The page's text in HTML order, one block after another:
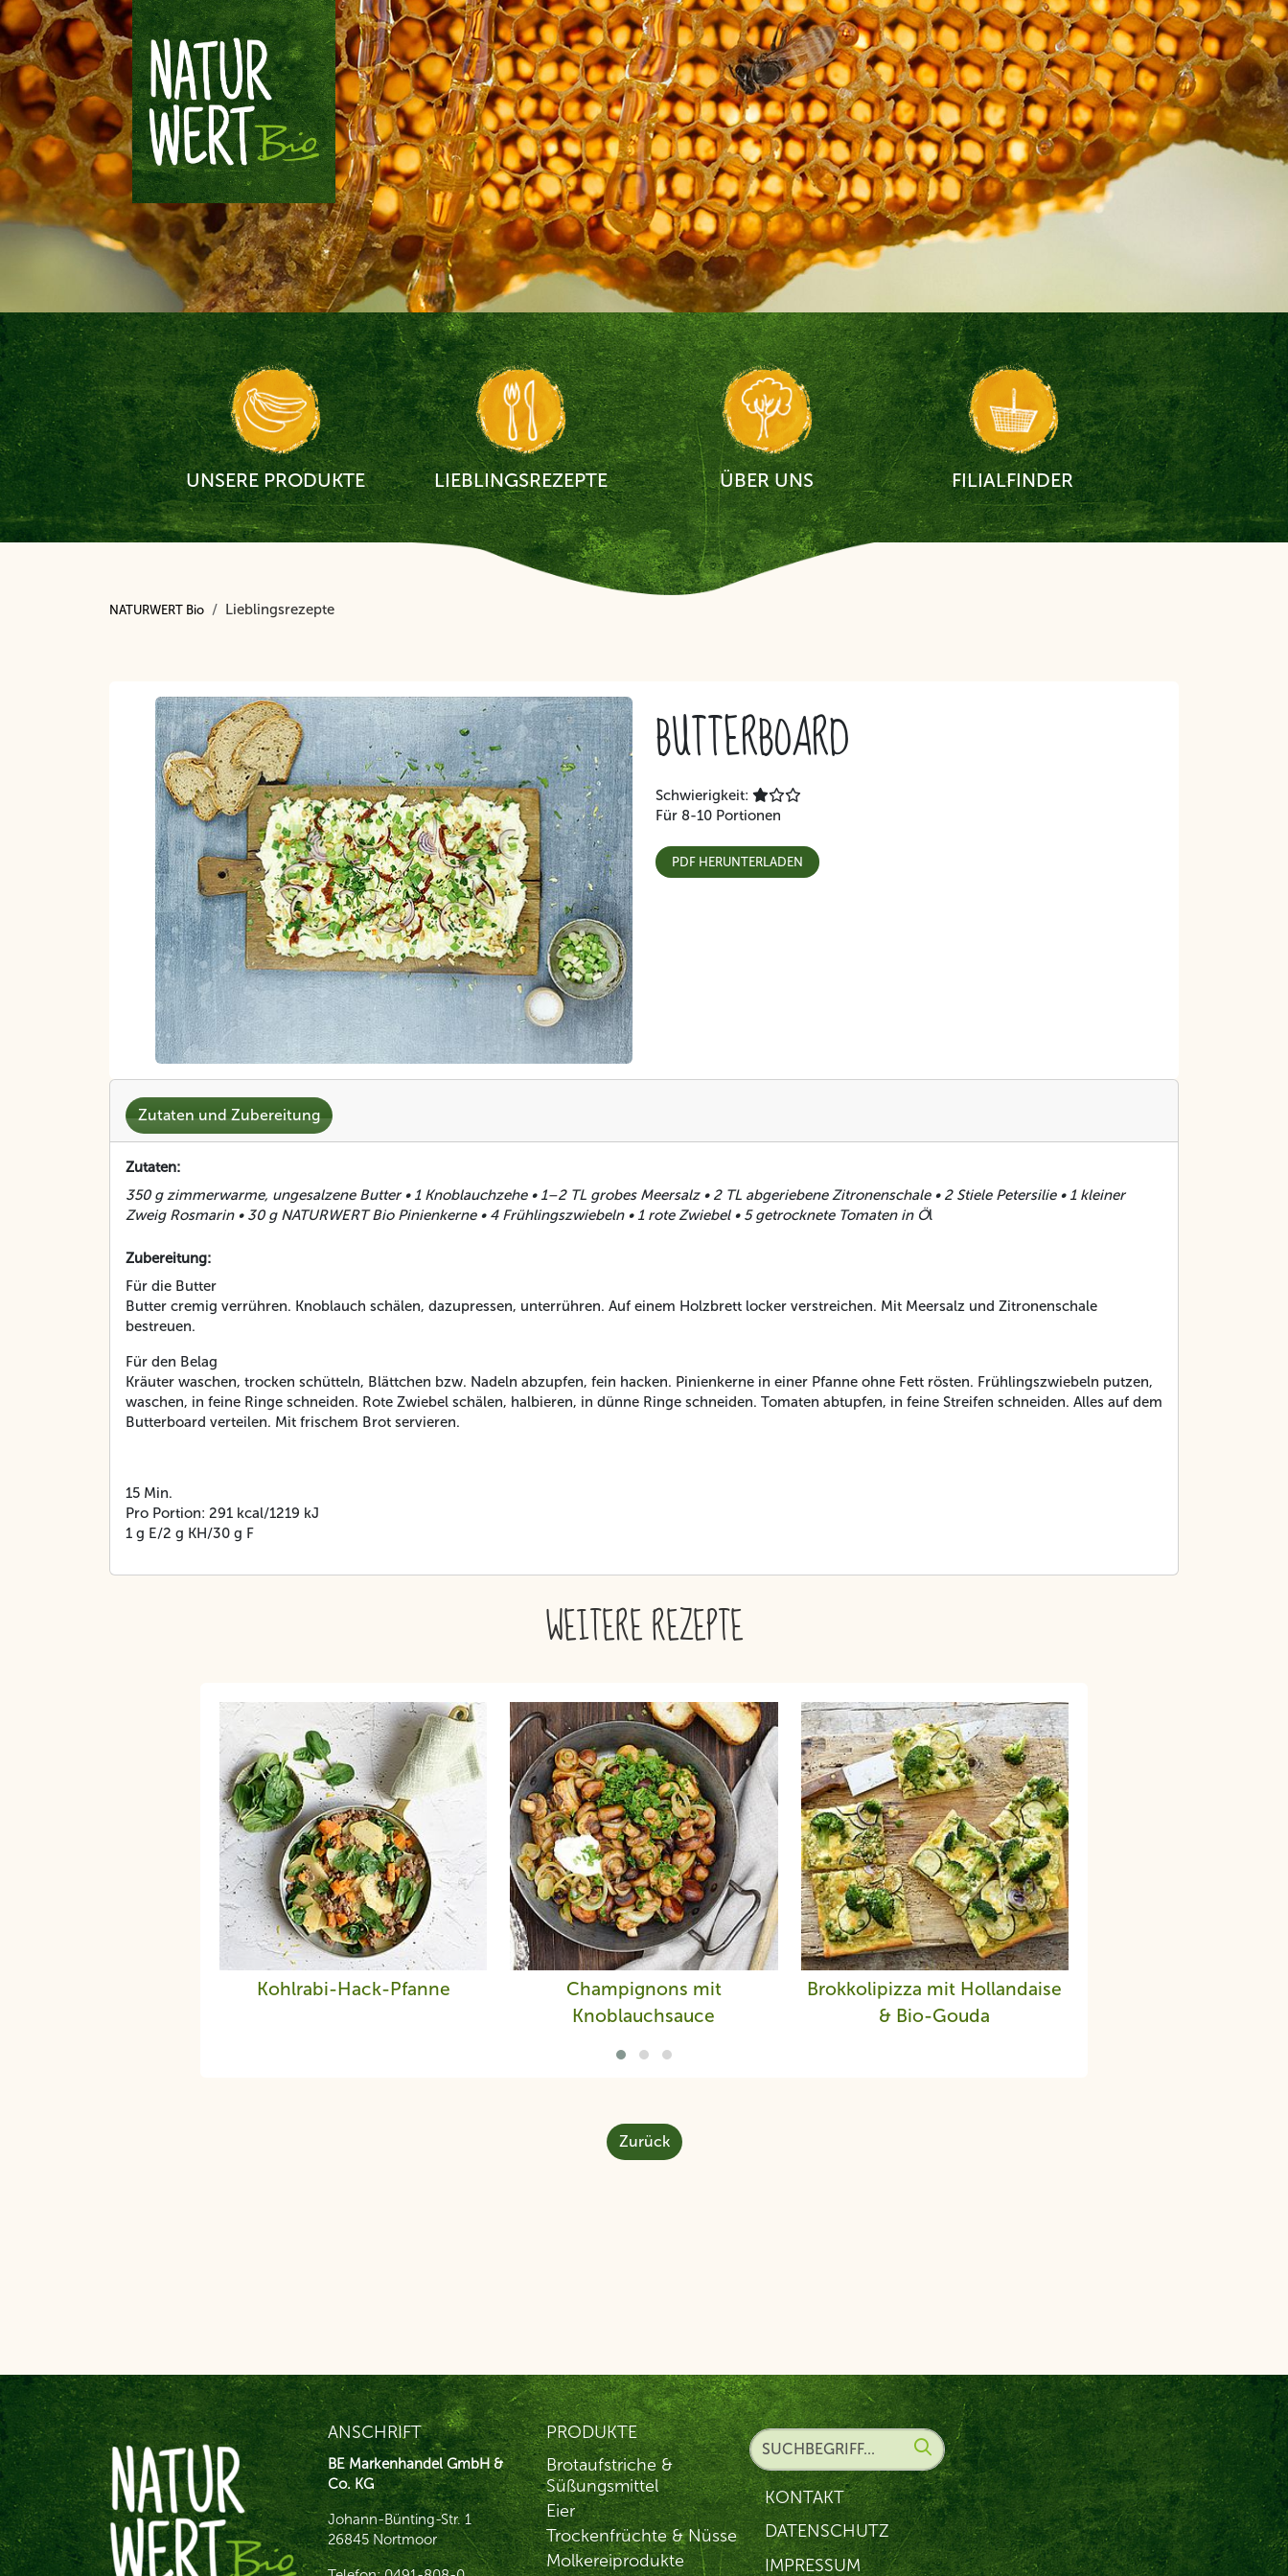
Navigation
Inhalt
UNSERE PRODUKTE LIEBLINGSREZEPTE ÜBER UNS FILIALFINDER
NATURWERT Bio Lieblingsrezepte
BUTTERBOARD
Schwierigkeit:
Für 8-10 Portionen
PDF HERUNTERLADEN
Zutaten und Zubereitung
Zutaten:
350 g zimmerwarme, ungesalzene Butter • 1 Knoblauchzehe • 1–2 TL grobes Meersalz • 2 TL abgeriebene Zitronenschale • 2 Stiele Petersilie • 1 kleiner
Zweig Rosmarin • 30 g NATURWERT Bio Pinienkerne • 4 Frühlingszwiebeln • 1 rote Zwiebel • 5 getrocknete Tomaten in Öl
Zubereitung:
Für die Butter
Butter cremig verrühren. Knoblauch schälen, dazupressen, unterrühren. Auf einem Holzbrett locker verstreichen. Mit Meersalz und Zitronenschale
bestreuen.
Für den Belag
Kräuter waschen, trocken schütteln, Blättchen bzw. Nadeln abzupfen, fein hacken. Pinienkerne in einer Pfanne ohne Fett rösten. Frühlingszwiebeln putzen,
waschen, in feine Ringe schneiden. Rote Zwiebel schälen, halbieren, in dünne Ringe schneiden. Tomaten abtupfen, in feine Streifen schneiden. Alles auf dem
Butterboard verteilen. Mit frischem Brot servieren.
15 Min.
Pro Portion: 291 kcal/1219 kJ
1 g E/2 g KH/30 g F
WEITERE REZEPTE
Kohlrabi-Hack-Pfanne
Champignons mit
Knoblauchsauce
Brokkolipizza mit Hollandaise
& Bio-Gouda
Zurück
ANSCHRIFT
BE Markenhandel GmbH &
Co. KG
Johann-Bünting-Str. 1
26845 Nortmoor
PRODUKTE
Brotaufstriche &
Süßungsmittel
Eier
Trockenfrüchte & Nüsse
Molkereiprodukte
KONTAKT
DATENSCHUTZ
IMPRESSUM